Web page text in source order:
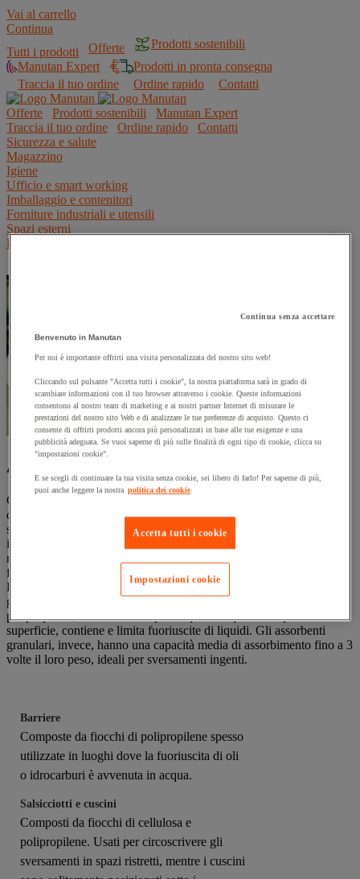
Vai al carrello
Continua
Tutti i prodotti
Offerte
Prodotti sostenibili
Manutan Expert
Prodotti in pronta consegna
Traccia il tuo ordine
Ordine rapido Contatti
Offerte Prodotti sostenibili
Manutan Expert
Traccia il tuo ordine
Ordine rapido
Contatti
Sicurezza e salute
Magazzino
Igiene
Ufficio e smart working
Imballaggio e contenitori
Forniture industriali e utensili
Spazi esterni
Ristorazione
Assorbenti industriali
Gli assorbenti industriali sono la soluzione più semplice e immediata
da utilizzare in caso di sversamenti e fuoriuscite accidentali di
sostanze non pericolose, pericolose e inquinanti. L’importanza di
intervenire tempestivamente e con i giusti prodotti garantisce un
risultato efficace e immediato nelle operazioni di ripristino di terreni,
falde acquifere e di qualsiasi ambiente di lavoro.
La scelta del materiale e del formato più adatto è fondamentale per
garantire un'elevata prestazione degli assorbenti industriali. Il
polipropilene, drena diversi tipi di liquidi su qualsiasi tipo di
superficie, contiene e limita fuoriuscite di liquidi. Gli assorbenti
granulari, invece, hanno una capacità media di assorbimento fino a 3
volte il loro peso, ideali per sversamenti ingenti.
Barriere
Composte da fiocchi di polipropilene spesso
utilizzate in luoghi dove la fuoriuscita di oli
o idrocarburi è avvenuta in acqua.
Salsicciotti e cuscini
Composti da fiocchi di cellulosa e
polipropilene. Usati per circoscrivere gli
sversamenti in spazi ristretti, mentre i cuscini
Continua senza accettare
Benvenuto in Manutan
Per noi è importante offrirti una visita personalizzata del nostro sito web!
Cliccando sul pulsante "Accetta tutti i cookie", la nostra piattaforma sarà in grado di
scambiare informazioni con il tuo browser attraverso i cookie. Queste informazioni
consentono al nostro team di marketing e ai nostri partner Internet di misurare le
prestazioni del nostro sito Web e di analizzare le tue preferenze di acquisto. Questo ci
consente di offrirti prodotti ancora più personalizzati in base alle tue esigenze e una
pubblicità adeguata. Se vuoi saperne di più sulle finalità di ogni tipo di cookie, clicca su
"impostazioni cookie".
E se scegli di continuare la tua visita senza cookie, sei libero di farlo! Per saperne di più,
puoi anche leggere la nostra politica dei cookie
Accetta tutti i cookie
Impostazioni cookie